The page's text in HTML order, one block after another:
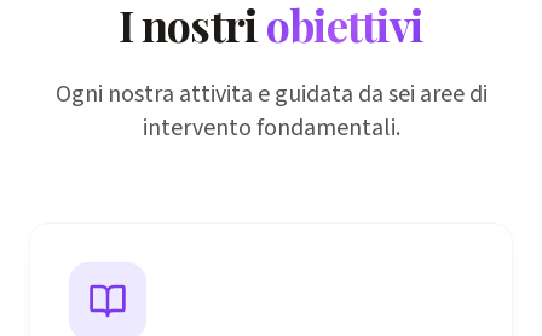
I nostri obiettivi
Ogni nostra attivita e guidata da sei aree di
intervento fondamentali.